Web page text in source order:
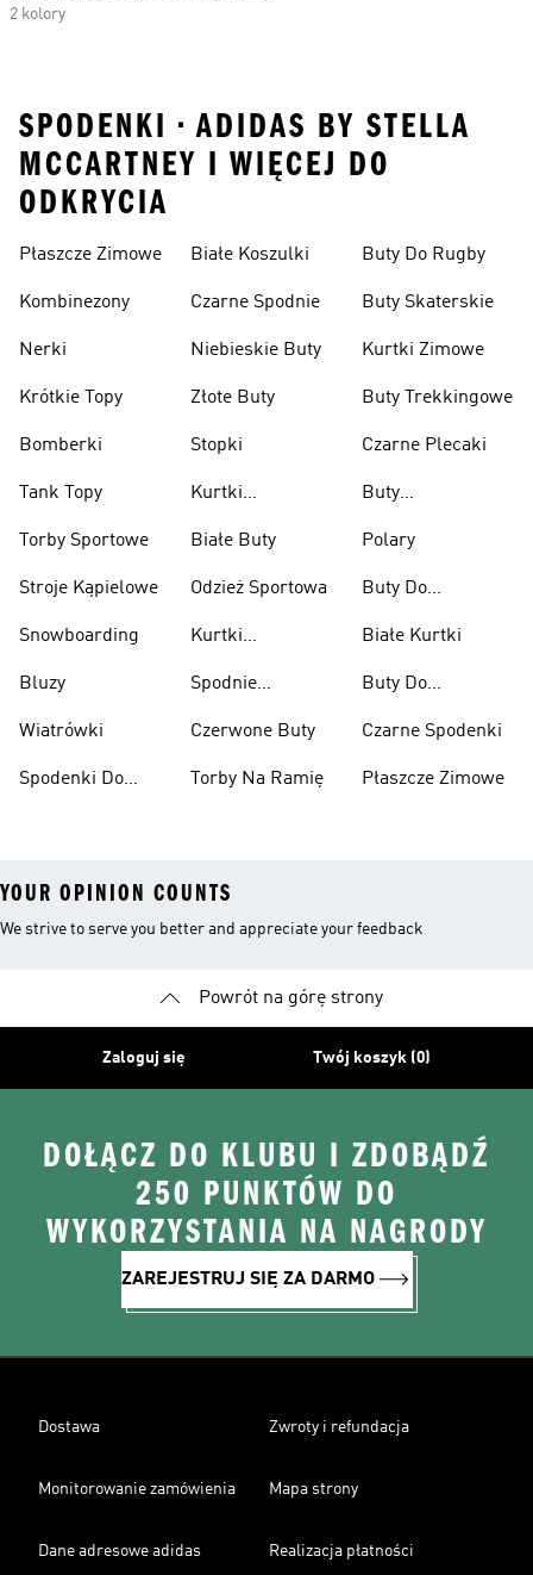
2 kolory
SPODENKI • ADIDAS BY STELLA
MCCARTNEY I WIĘCEJ DO
ODKRYCIA
Płaszcze Zimowe
Kombinezony
Nerki
Krótkie Topy
Bomberki
Tank Topy
Torby Sportowe
Stroje Kąpielowe
Snowboarding
Bluzy
Wiatrówki
Spodenki Do
Białe Koszulki
Czarne Spodnie
Niebieskie Buty
Złote Buty
Stopki
Kurtki
Białe Buty
Odzież Sportowa
Kurtki
Spodnie
Czerwone Buty
Torby Na Ramię
Buty Do Rugby
Buty Skaterskie
Kurtki Zimowe
Buty Trekkingowe
Czarne Plecaki
Buty
Polary
Buty Do
Ciężarów
Białe Kurtki
Buty Do
Czarne Spodenki
Płaszcze Zimowe
YOUR OPINION COUNTS
We strive to serve you better and appreciate your feedback
Powrót na górę strony
Zaloguj się Twój koszyk (0)
DOŁĄCZ DO KLUBU I ZDOBĄDŹ
250 PUNKTÓW DO
WYKORZYSTANIA NA NAGRODY
ZAREJESTRUJ SIĘ ZA DARMO
Dostawa Zwroty i refundacja
Monitorowanie zamówienia Mapa strony
Dane adresowe adidas Realizacja płatności